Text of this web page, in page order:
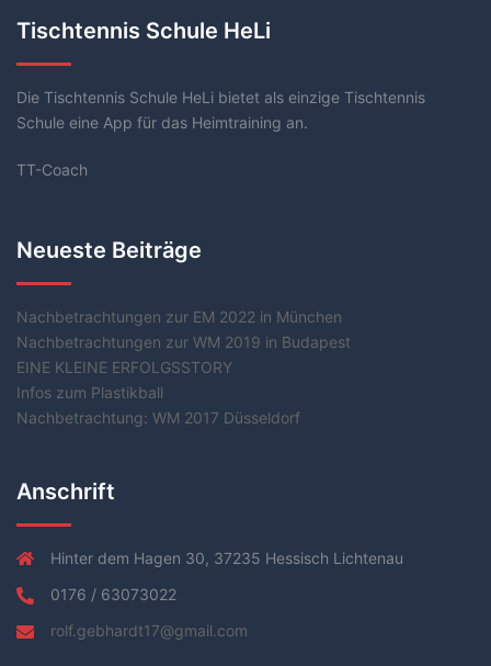
Tischtennis Schule HeLi
Die Tischtennis Schule HeLi bietet als einzige Tischtennis
Schule eine App für das Heimtraining an.
TT-Coach
Neueste Beiträge
Nachbetrachtungen zur EM 2022 in München
Nachbetrachtungen zur WM 2019 in Budapest
EINE KLEINE ERFOLGSSTORY
Infos zum Plastikball
Nachbetrachtung: WM 2017 Düsseldorf
Anschrift
Hinter dem Hagen 30, 37235 Hessisch Lichtenau
0176 / 63073022
rolf.gebhardt17@gmail.com